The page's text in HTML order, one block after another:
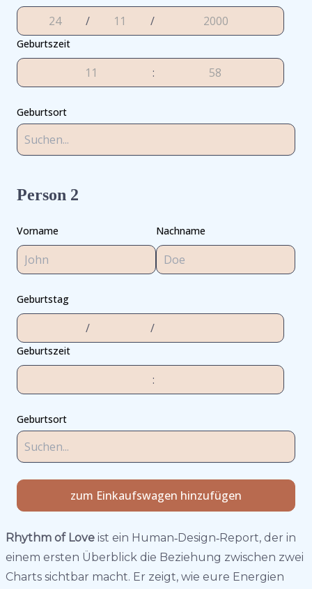
/ /
Geburtszeit
:
Geburtsort
Person 2
Vorname Nachname
Geburtstag
/ /
Geburtszeit
:
Geburtsort
zum Einkaufswagen hinzufügen
Rhythm of Love ist ein Human‑Design‑Report, der in
einem ersten Überblick die Beziehung zwischen zwei
Charts sichtbar macht. Er zeigt, wie eure Energien